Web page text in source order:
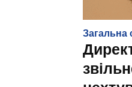
Загальна